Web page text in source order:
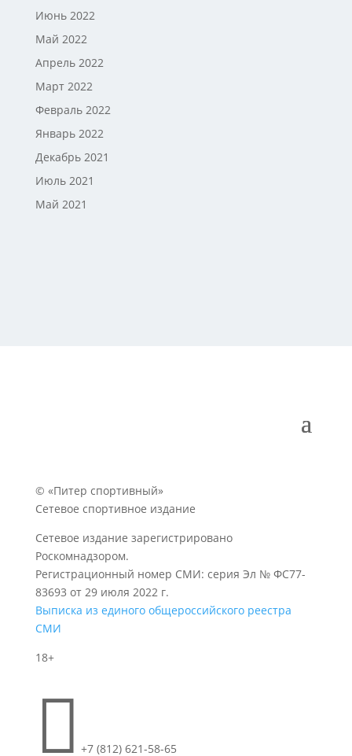
Июнь 2022
Май 2022
Апрель 2022
Март 2022
Февраль 2022
Январь 2022
Декабрь 2021
Июль 2021
Май 2021
© «Питер спортивный»
Сетевое спортивное издание
Сетевое издание зарегистрировано
Роскомнадзором.
Регистрационный номер СМИ: серия Эл № ФС77-
83693 от 29 июля 2022 г.
Выписка из единого общероссийского реестра
СМИ
18+
 +7 (812) 621-58-65